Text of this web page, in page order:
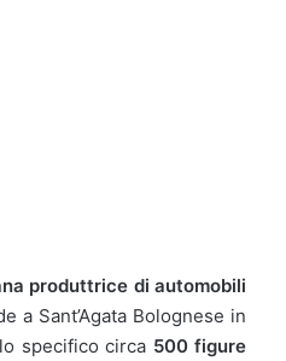
produttrice di automobili
a Sant’Agata Bolognese in
specifico circa 500 figure